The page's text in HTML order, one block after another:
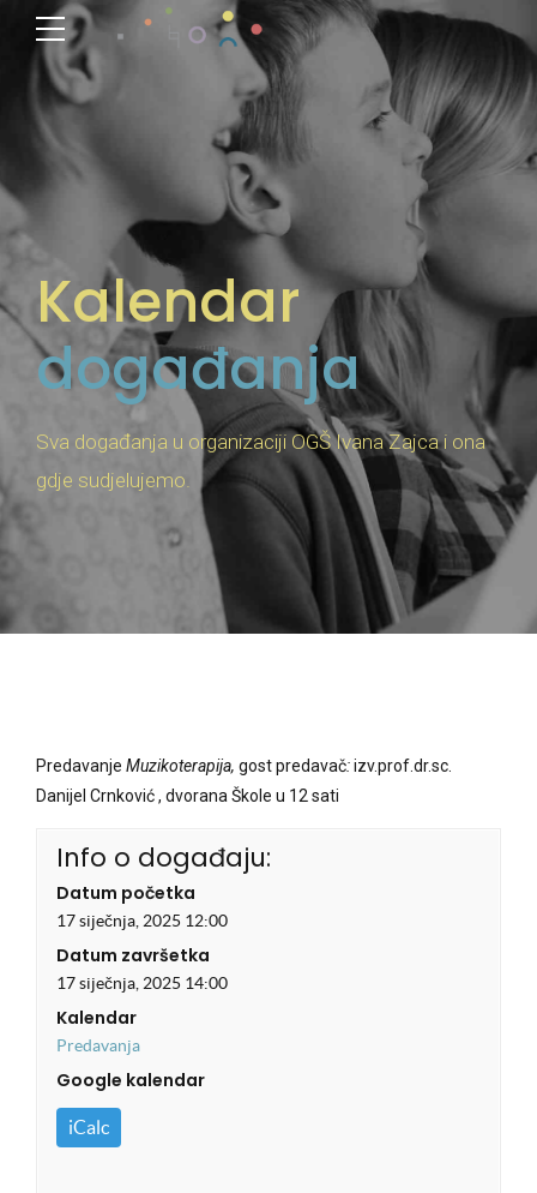
Kalendar
događanja
Sva događanja u organizaciji OGŠ Ivana Zajca i ona
gdje sudjelujemo.
Predavanje Muzikoterapija, gost predavač:izv.prof.dr.sc.
Danijel Crnković , dvorana Škole u 12 sati
Info o događaju:
Datum početka
17 siječnja, 2025 12:00
Datum završetka
17 siječnja, 2025 14:00
Kalendar
Predavanja
Google kalendar
iCalc